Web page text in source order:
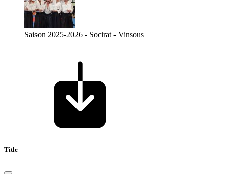
Saison 2025-2026 - Socirat - Vinsous
Title